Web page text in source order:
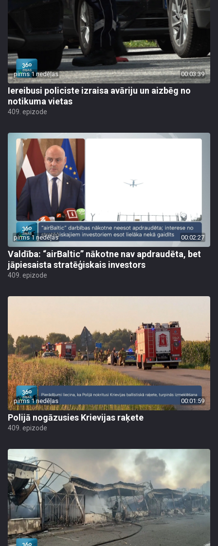
pirms 1 nedēļas 00:03:39
Iereibusi policiste izraisa avāriju un aizbēg no
notikuma vietas
409. epizode
pirms 1 nedēļas 00:02:27
Valdība: “airBaltic” nākotne nav apdraudēta, bet
jāpiesaista stratēģiskais investors
409. epizode
pirms 1 nedēļas 00:01:59
Polijā nogāzusies Krievijas raķete
409. epizode